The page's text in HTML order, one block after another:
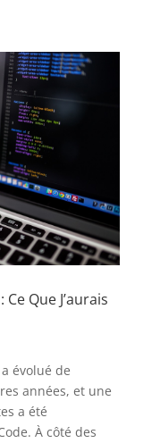
Ce Que J’aurais
évolué de
années, et une
a été
À côté des